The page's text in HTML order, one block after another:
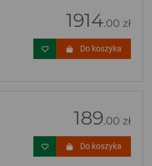
1914.00 zł
Do koszyka
189.00 zł
Do koszyka